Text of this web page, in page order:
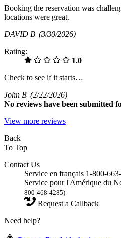
Booking the reservation was
locations were great.
DAVID B (3/30/2026)
Rating:
1.0
Check to see if it starts…
John B (2/22/2026)
No reviews have been submitted
View more reviews
Back
To Top
Contact Us
Service en français 1-800-
Service pour l'Amérique du
800-468-4285)
Request a Callback
Need help?